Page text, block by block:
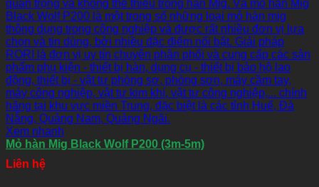
Xem nhanh
Mỏ hàn Mig Black Wolf P200 (3m-5m)
Liên hệ